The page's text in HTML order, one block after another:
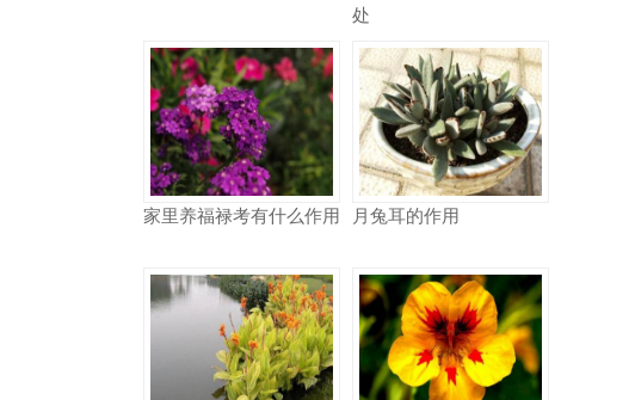
处
家里养福禄考有什么作用 月兔耳的作用